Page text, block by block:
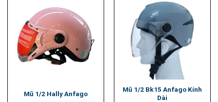
Mũ 1/2 Hally Anfago
Mũ 1/2 Bk15 Anfago Kính
Dài